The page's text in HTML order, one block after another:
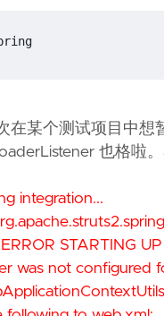
在某个测试项目中
也格啦
integration...
STARTING
was not configured